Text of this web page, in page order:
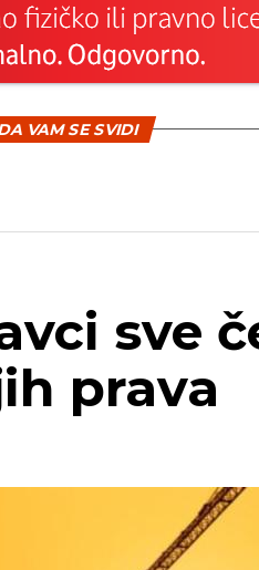
VAM SE SVIDI
sve
prava